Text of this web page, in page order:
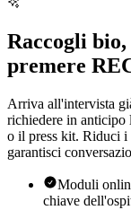
Raccogli
premere
Arriva all'intervista
richiedere in anticipo
o il press kit. Riduci i
garantisci
Moduli
chiave